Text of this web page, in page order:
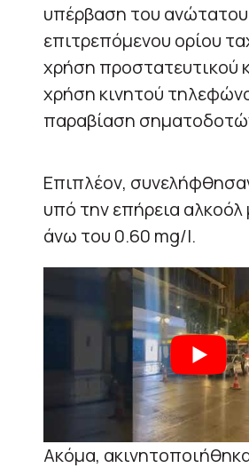
υπέρβαση του ανώτατου
επιτρεπόμενου ορίου
χρήση προστατευτικού
χρήση κινητού
παραβίαση
Επιπλέον,
υπό την επήρεια αλκοόλ
άνω του 0.60 mg/l.
Ακόμα,